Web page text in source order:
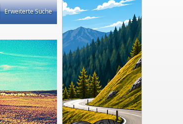
Erweiterte Suche